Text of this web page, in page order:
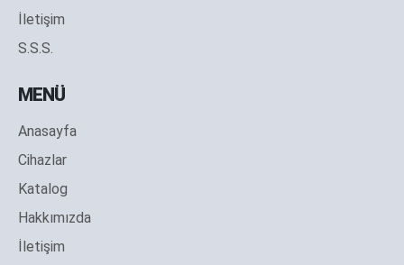
İletişim
S.S.S.
MENÜ
Anasayfa
Cihazlar
Katalog
Hakkımızda
İletişim